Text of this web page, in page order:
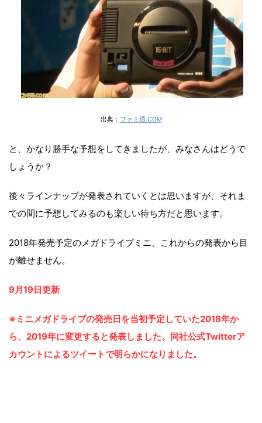
出典： ファミ通.COM
と、かなり勝手な予想をしてきましたが、みなさんはどうで
しょうか？
後々ラインナップが発表されていくとは思いますが、それま
での間に予想してみるのも楽しい待ち方だと思います。
2018年発売予定のメガドライブミニ、これからの発表から目
が離せません。
9月19日更新
※ミニメガドライブの発売日を当初予定していた2018年か
ら、2019年に変更すると発表しました。同社公式Twitterア
カウントによるツイートで明らかになりました。